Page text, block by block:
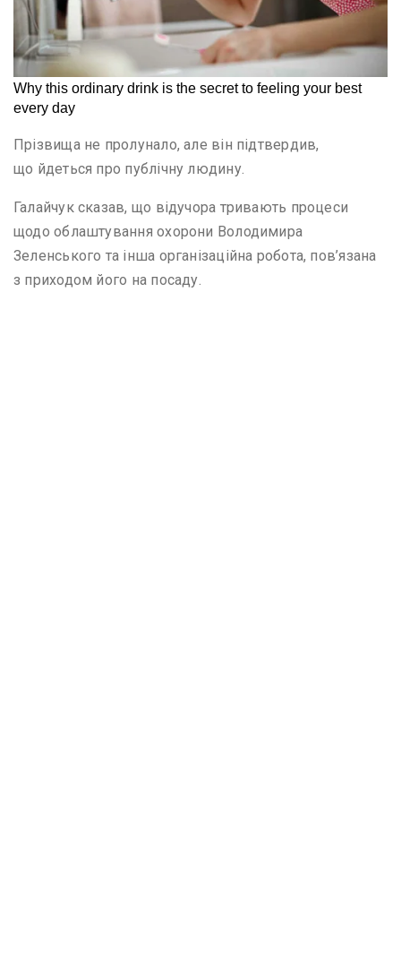
Прізвища не пролунало, але він підтвердив,
що йдеться про публічну людину.
Галайчук сказав, що відучора тривають процеси
щодо облаштування охорони Володимира
Зеленського та інша організаційна робота, пов’язана
з приходом його на посаду.